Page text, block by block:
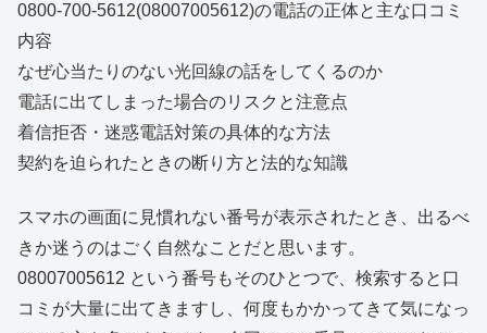
0800-700-5612(08007005612)の電話の正体と主な口コミ
内容
なぜ心当たりのない光回線の話をしてくるのか
電話に出てしまった場合のリスクと注意点
着信拒否・迷惑電話対策の具体的な方法
契約を迫られたときの断り方と法的な知識
スマホの画面に見慣れない番号が表示されたとき、出るべ
きか迷うのはごく自然なことだと思います。
08007005612 という番号もそのひとつで、検索すると口
コミが大量に出てきますし、何度もかかってきて気になっ